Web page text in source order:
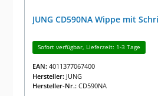
Sofort verfügbar, Lieferzeit: 1-3 Tage
EAN: 4011377067400
Hersteller: JUNG
Hersteller-Nr.: CD590NA